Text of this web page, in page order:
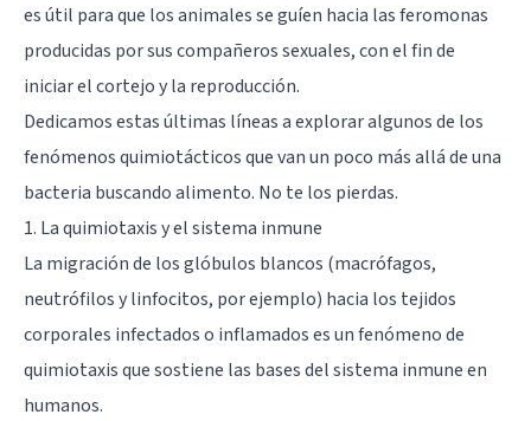
es útil para que los animales se guíen hacia las feromonas
producidas por sus compañeros sexuales, con el fin de
iniciar el cortejo y la reproducción.
Dedicamos estas últimas líneas a explorar algunos de los
fenómenos quimiotácticos que van un poco más allá de una
bacteria buscando alimento. No te los pierdas.
1. La quimiotaxis y el sistema inmune
La migración de los glóbulos blancos (macrófagos,
neutrófilos y linfocitos, por ejemplo) hacia los tejidos
corporales infectados o inflamados es un fenómeno de
quimiotaxis que sostiene las bases del sistema inmune en
humanos.